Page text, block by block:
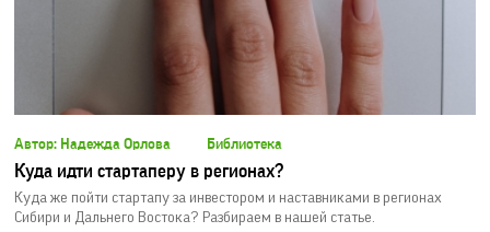
Автор: Надежда Орлова Библиотека
Куда идти стартаперу в регионах?
Куда же пойти стартапу за инвестором и наставниками в регионах
Сибири и Дальнего Востока? Разбираем в нашей статье.